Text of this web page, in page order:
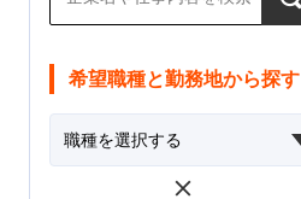
希望職種と勤務地から探す